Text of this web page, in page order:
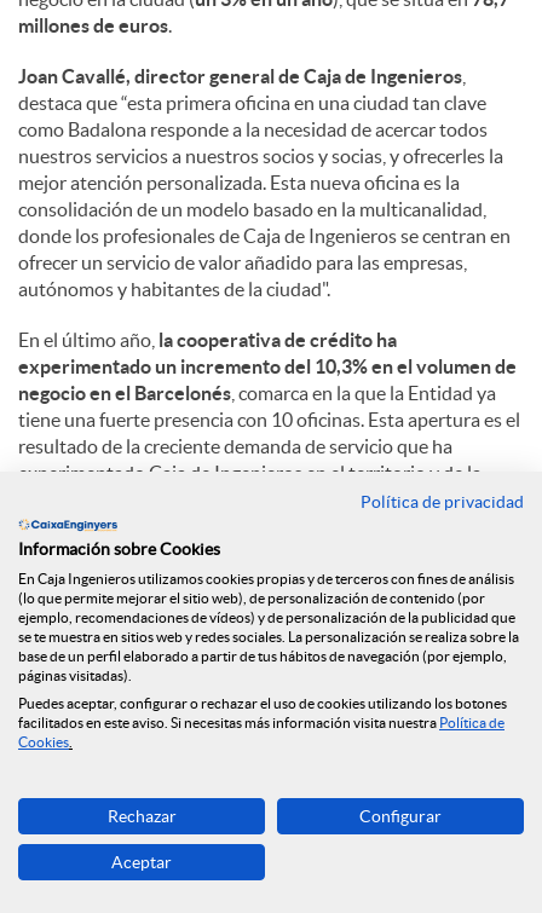
s
millones de euros.
Joan Cavallé, director general de Caja de Ingenieros
destaca que “esta primera oficina en una ciudad tan clave
como Badalona responde a la necesidad de acercar todos
nuestros servicios a nuestros socios y socias, y ofrecerles la
mejor atención personalizada. Esta nueva oficina es la
consolidación de un modelo basado en la multicanalidad,
donde los profesionales de Caja de Ingenieros se centran en
ofrecer un servicio de valor añadido para las empresas,
autónomos y habitantes de la ciudad".
En el último año, la cooperativa de crédito ha
experimentado un incremento del 10,3% en el volumen de
negocio en el Barcelonés , comarca en la que la Entidad ya
tiene una fuerte presencia con 10 oficinas. Esta apertura es el
resultado de la creciente demanda de servicio que ha
experimentado Caja de Ingenieros en el territorio y de la
voluntad de ofrecer un trato personalizado y de proximidad.
Con más de 223.000 habitantes, Badalona es la cuarta ciudad
más poblada de Cataluña y destaca su situación privilegiada,
cerca de Barcelona e inmersa en su área metropolitana. Con
áreas comerciales importantes como el Polígono de
Montigalà, y una fuerte apuesta por el sector terciario y el
turismo, la ciudad se configura como un territorio clave en
Cataluña.
C
o
Política de privacidad
Información sobre Cookies
En Caja Ingenieros utilizamos cookies propias y de terceros con fines de análisis
(lo que permite mejorar el sitio web), de personalización de contenido (por
ejemplo, recomendaciones de vídeos) y de personalización de la publicidad que
se te muestra en sitios web y redes sociales. La personalización se realiza sobre la
base de un perfil elaborado a partir de tus hábitos de navegación (por ejemplo,
páginas visitadas).
Puedes aceptar, configurar o rechazar el uso de cookies utilizando los botones
facilitados en este aviso. Si necesitas más información visita nuestra Política de
Cookies
Rechazar Configurar
Aceptar